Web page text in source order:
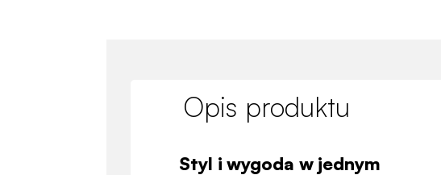
Opis produktu
Styl i wygoda w jednym